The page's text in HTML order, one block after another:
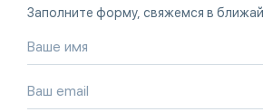
Заполните форму, свяжемся в